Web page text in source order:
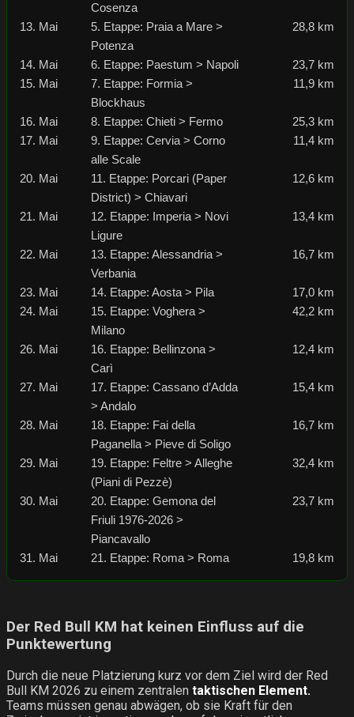
Cosenza
13. Mai
5. Etappe: Praia a Mare >
Potenza
28,8 km
14. Mai 6. Etappe: Paestum > Napoli
23,7 km
15. Mai
7. Etappe: Formia >
Blockhaus
11,9 km
16. Mai 8. Etappe: Chieti > Fermo
25,3 km
17. Mai
9. Etappe: Cervia > Corno
alle Scale
11,4 km
20. Mai
11. Etappe: Porcari (Paper
District) > Chiavari
12,6 km
21. Mai
12. Etappe: Imperia > Novi
Ligure
13,4 km
22. Mai
13. Etappe: Alessandria >
Verbania
16,7 km
23. Mai 14. Etappe: Aosta > Pila
17,0 km
24. Mai
15. Etappe: Voghera >
Milano
42,2 km
26. Mai
16. Etappe: Bellinzona >
Carì
12,4 km
27. Mai
17. Etappe: Cassano d’Adda
> Andalo
15,4 km
28. Mai
18. Etappe: Fai della
Paganella > Pieve di Soligo
16,7 km
29. Mai
19. Etappe: Feltre > Alleghe
(Piani di Pezzè)
32,4 km
30. Mai
20. Etappe: Gemona del
Friuli 1976-2026 >
Piancavallo
23,7 km
31. Mai 21. Etappe: Roma > Roma 19,8 km
Der Red Bull KM hat keinen Einfluss auf die
Punktewertung
Durch die neue Platzierung kurz vor dem Ziel wird der Red
Bull KM 2026 zu einem zentralen taktischen Element.
Teams müssen genau abwägen, ob sie Kraft für den